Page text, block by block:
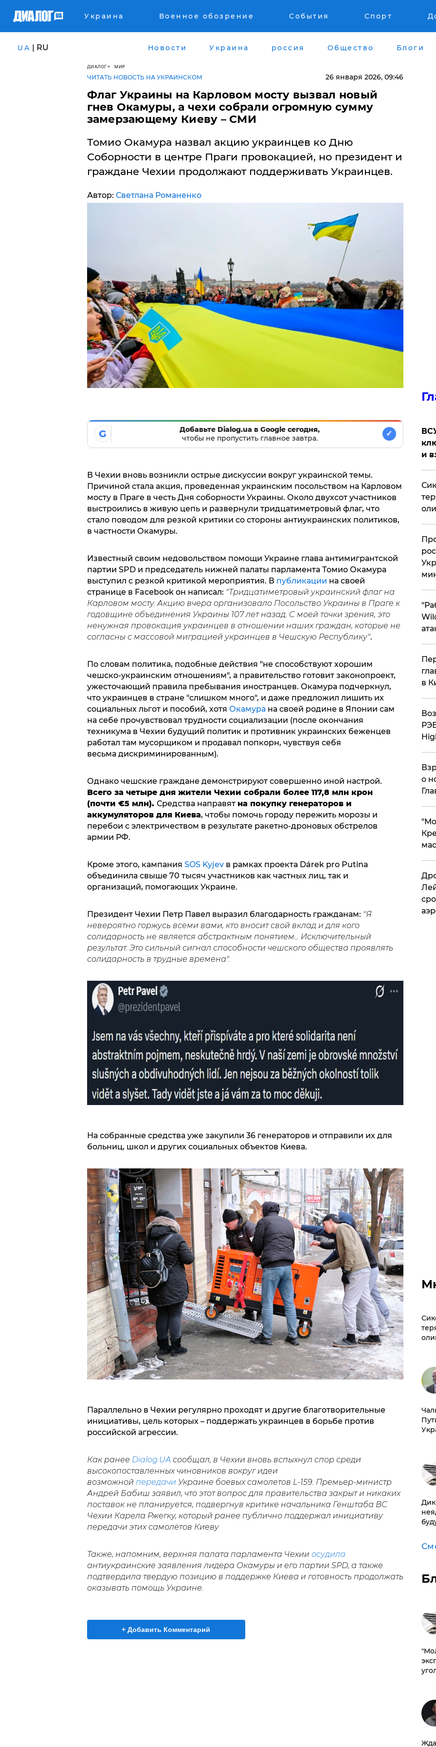
Украина Военное обозрение События Спорт
UA | RU Новости Украина россия Общество Блоги
ДИАЛОГ МИР
ЧИТАТЬ НОВОСТЬ НА УКРАИНСКОМ 26 января 2026, 09:46
Флаг Украины на Карловом мосту вызвал новый
гнев Окамуры, а чехи собрали огромную сумму
замерзающему Киеву – СМИ
Томио Окамура назвал акцию украинцев ко Дню
Соборности в центре Праги провокацией, но президент и
граждане Чехии продолжают поддерживать Украинцев.
Автор: Светлана Романенко
G
Добавьте Dialog.ua в Google сегодня,
чтобы не пропустить главное завтра.
✓
В Чехии вновь возникли острые дискуссии вокруг украинской темы.
Причиной стала акция, проведенная украинским посольством на Карловом
мосту в Праге в честь Дня соборности Украины. Около двухсот участников
выстроились в живую цепь и развернули тридцатиметровый флаг, что
стало поводом для резкой критики со стороны антиукраинских политиков,
в частности Окамуры.
Известный своим недовольством помощи Украине глава антимигрантской
партии SPD и председатель нижней палаты парламента Томио Окамура
выступил с резкой критикой мероприятия. В публикации на своей
странице в Facebook он написал: "Тридцатиметровый украинский флаг на
Карловом мосту. Акцию вчера организовало Посольство Украины в Праге к
годовщине объединения Украины 107 лет назад. С моей точки зрения, это
ненужная провокация украинцев в отношении наших граждан, которые не
согласны с массовой миграцией украинцев в Чешскую Республику".
По словам политика, подобные действия "не способствуют хорошим
чешско-украинским отношениям", а правительство готовит законопроект,
ужесточающий правила пребывания иностранцев. Окамура подчеркнул,
что украинцев в стране "слишком много", и даже предложил лишить их
социальных льгот и пособий, хотя Окамурана своей родине в Японии сам
на себе прочувствовал трудности социализации (после окончания
техникума в Чехии будущий политик и противник украинских беженцев
работал там мусорщиком и продавал попкорн, чувствуя себя
весьма дискриминированным).
Однако чешские граждане демонстрируют совершенно иной настрой.
Всего за четыре дня жители Чехии собрали более 117,8 млн крон
(почти €5 млн). Средства направят на покупку генераторов и
аккумуляторов для Киева, чтобы помочь городу пережить морозы и
перебои с электричеством в результате ракетно-дроновых обстрелов
армии РФ.
Кроме этого, кампания SOS Kyjevв рамках проекта Dárek pro Putina
объединила свыше 70 тысяч участников как частных лиц, так и
организаций, помогающих Украине.
Президент Чехии Петр Павел выразил благодарность гражданам: "Я
невероятно горжусь всеми вами, кто вносит свой вклад и для кого
солидарность не является абстрактным понятием... Исключительный
результат. Это сильный сигнал способности чешского общества проявлять
солидарность в трудные времена".
На собранные средства уже закупили 36 генераторов и отправили их для
больниц, школ и других социальных объектов Киева.
Параллельно в Чехии регулярно проходят и другие благотворительные
инициативы, цель которых – поддержать украинцев в борьбе против
российской агрессии.
Как ранее Dialog.UAсообщал, в Чехии вновь вспыхнул спор среди
высокопоставленных чиновников вокруг идеи
возможной передачи Украине боевых самолетов L‐159. Премьер-министр
Андрей Бабиш заявил, что этот вопрос для правительства закрыт и никаких
поставок не планируется, подвергнув критике начальника Генштаба ВС
Чехии Карела Ржегку, который ранее публично поддержал инициативу
передачи этих самолётов Киеву
Также, напомним, верхняя палата парламента Чехии осудила
антиукраинские заявления лидера Окамуры и его партии SPD, а также
подтвердила твердую позицию в поддержке Киева и готовность продолжать
оказывать помощь Украине.
+ Добавить Комментарий
и
в
о